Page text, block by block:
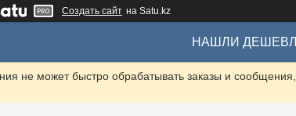
Создать сайт на Satu.kz
НАШЛИ
не может быстро обрабатывать заказы и